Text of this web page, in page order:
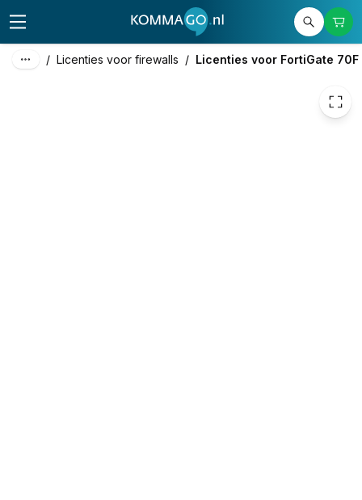
/ Licenties voor firewalls / Licenties voor FortiGate 70F